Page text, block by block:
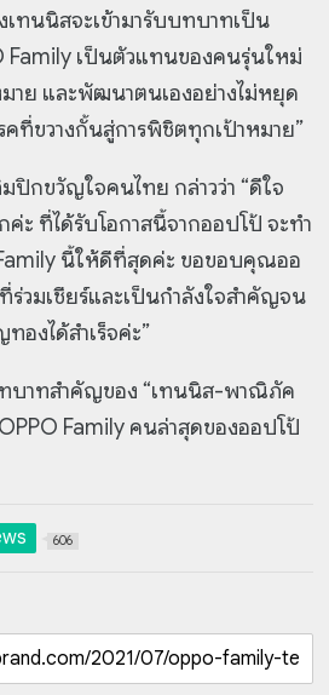
ทนนิสจะเข้ามารับบทบาทเป็น
Family เป็นตัวแทนของคนรุ่นใหม่
าย และพัฒนาตนเองอย่างไม่หยุด
คที่ขวางกั้นสู่การพิชิตทุกเป้าหมาย”
ปิกขวัญใจคนไทย กล่าวว่า “ดีใจ
ค่ะ ที่ได้รับโอกาสนี้จากออปโป้ จะทำ
นี้ให้ดีที่สุดค่ะ ขอขอบคุณออ
วมเชียร์และเป็นกำลังใจสำคัญจน
องได้สำเร็จค่ะ”
บาทสำคัญของ “เทนนิส-พาณิภัค
Family คนล่าสุดของออปโป้
606